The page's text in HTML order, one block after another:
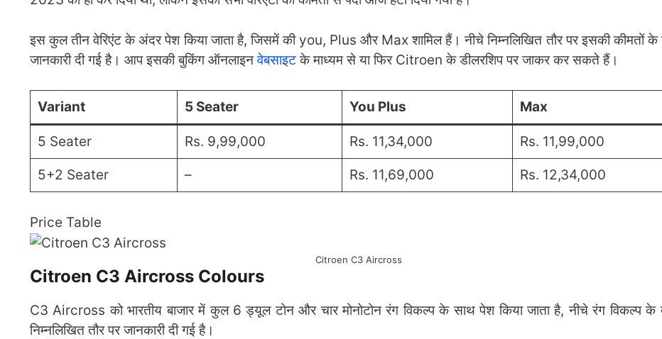
इस कुल तीन वेरिएंट के अंदर पेश किया जाता है, जिसमें की you, Plus और Max शामिल हैं। नीचे निम्नलिखित तौर पर इसकी कीमतों के
जानकारी दी गई है। आप इसकी बुकिंग ऑनलाइनवेबसाइटके माध्यम से या फिर Citroen के डीलरशिप पर जाकर कर सकते हैं।
Variant 5 Seater You Plus Max
5 Seater Rs. 9,99,000 Rs. 11,34,000 Rs. 11,99,000
5+2 Seater – Rs. 11,69,000 Rs. 12,34,000
Price Table
Citroen C3 Aircross
Citroen C3 Aircross Colours
C3 Aircross को भारतीय बाजार में कुल 6 ड्यूल टोन और चार मोनोटोन रंग विकल्प के साथ पेश किया जाता है, नीचे रंग विकल्प के
निम्नलिखित तौर पर जानकारी दी गई है।